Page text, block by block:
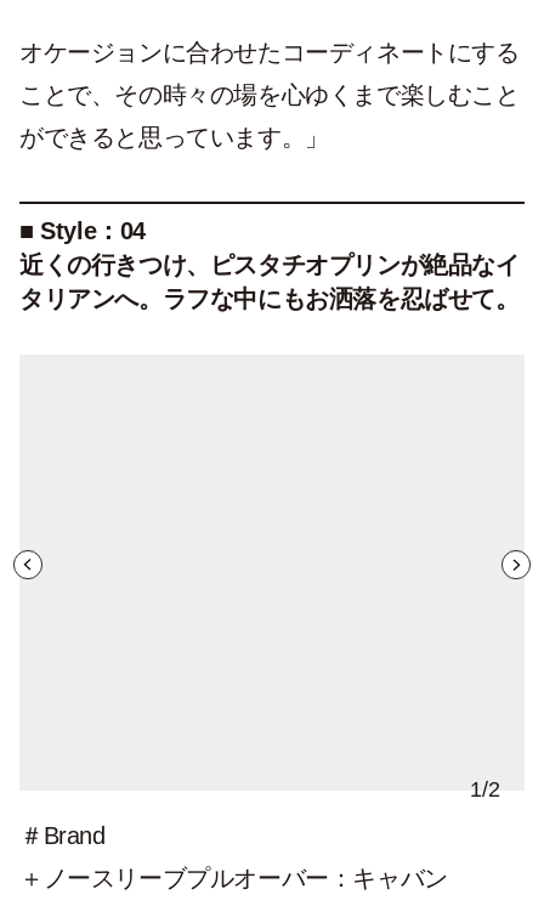
オケージョンに合わせたコーディネートにする
ことで、その時々の場を心ゆくまで楽しむこと
ができると思っています。」
■ Style：04
近くの行きつけ、ピスタチオプリンが絶品なイ
タリアンへ。ラフな中にもお洒落を忍ばせて。
1/2
＃Brand
＋ノースリーブプルオーバー：キャバン